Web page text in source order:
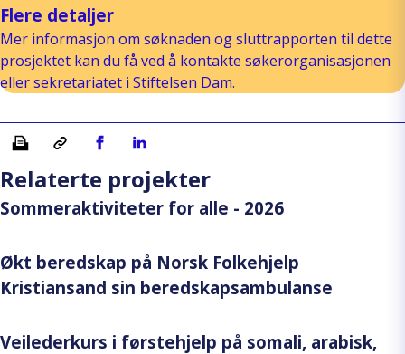
Flere detaljer
Mer informasjon om søknaden og sluttrapporten til dette
prosjektet kan du få ved å kontakte søkerorganisasjonen
eller sekretariatet i Stiftelsen Dam.
Skriv ut Kopiera länkDel på Facebook
Del på Linkedin
Relaterte projekter
Sommeraktiviteter for alle - 2026
Økt beredskap på Norsk Folkehjelp
Kristiansand sin beredskapsambulanse
Veilederkurs i førstehjelp på somali, arabisk,